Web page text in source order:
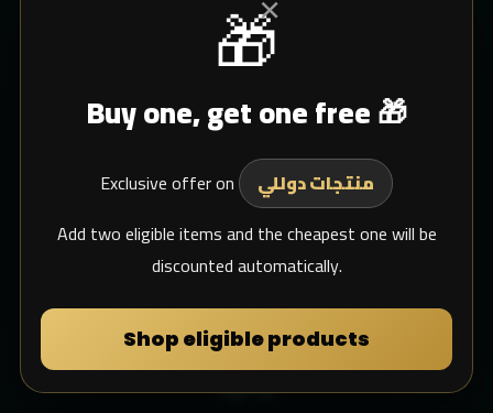
🎁
Buy one, get one free 🎁
Exclusive offer on
منتجات دوللي
Add two eligible items and the cheapest one will be
discounted automatically.
Shop eligible products
CUSTOMER SERVICE
Shipping
Support Email
Login
Sign Up